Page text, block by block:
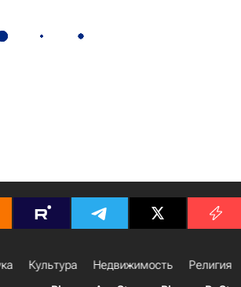
Культура Недвижимость Религия